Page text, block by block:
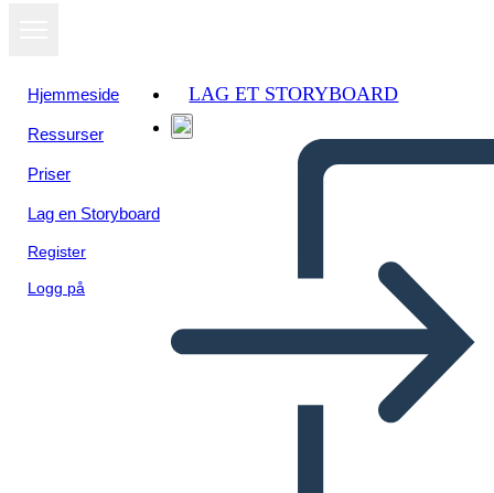
Hjemmeside
Ressurser
Priser
Lag en Storyboard
Register
Logg på
LAG ET STORYBOARD